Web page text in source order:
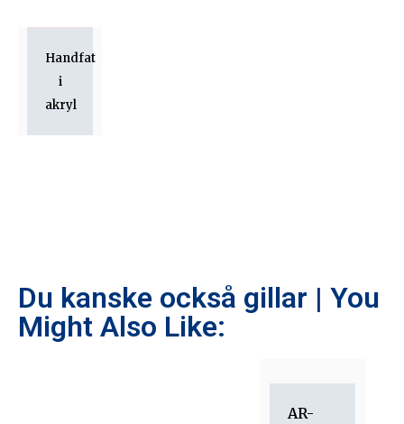
Handfat
i
akryl
Du kanske också gillar | You
Might Also Like:
AR-